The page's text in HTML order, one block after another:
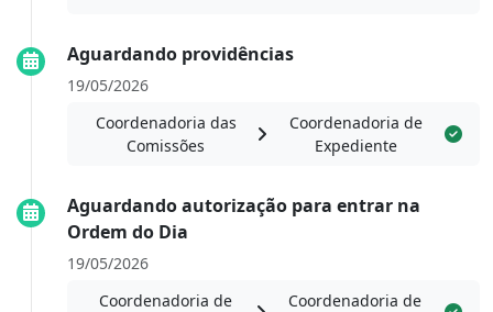
Aguardando providências
19/05/2026
Coordenadoria das
Comissões
Coordenadoria de
Expediente
Aguardando autorização para entrar na
Ordem do Dia
19/05/2026
Coordenadoria de
Coordenadoria de